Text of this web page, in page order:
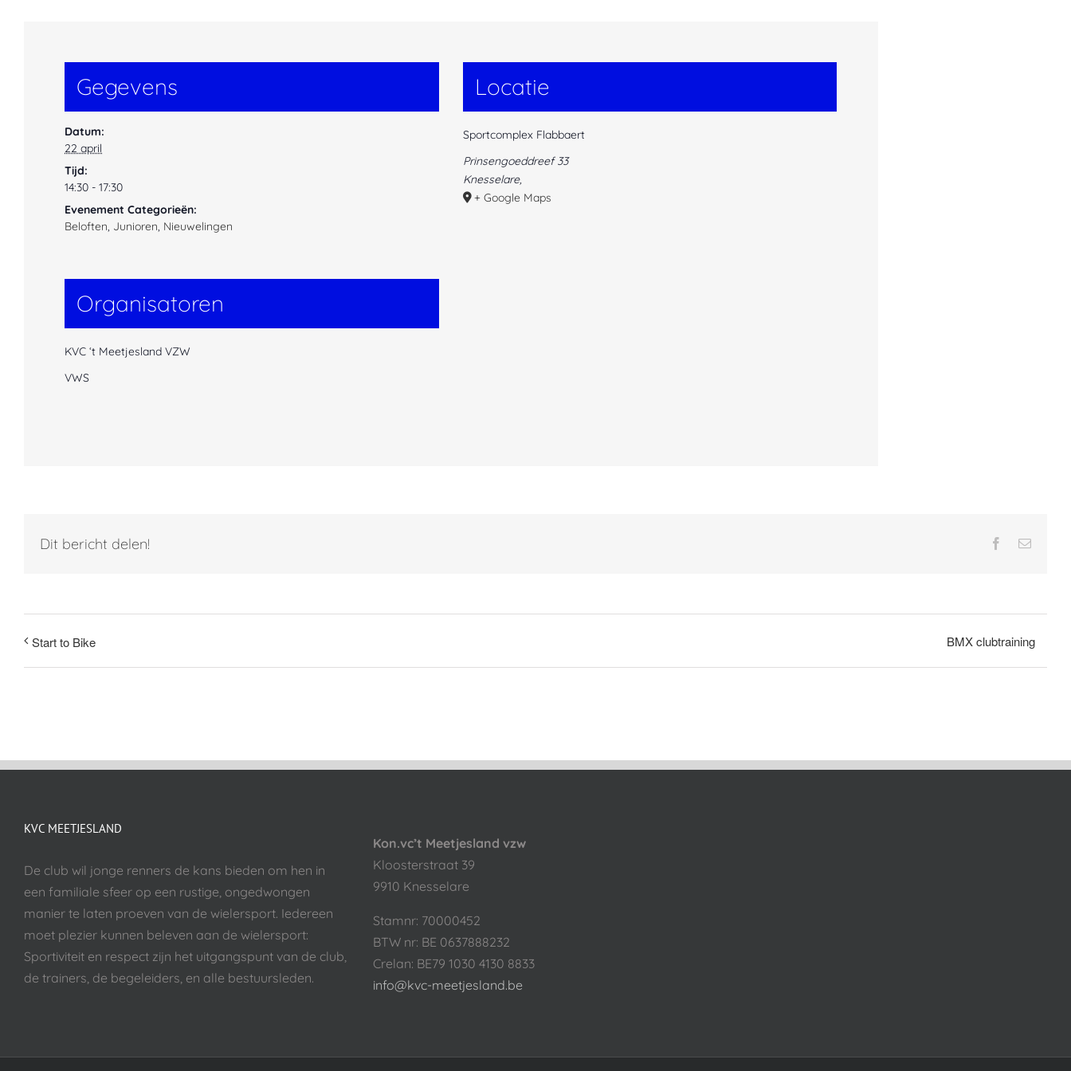
Gegevens
Datum:
22 april
Tijd:
14:30 - 17:30
Evenement Categorieën:
Beloften, Junioren, Nieuwelingen
Organisatoren
KVC ‘t Meetjesland VZW
VWS
Locatie
Sportcomplex Flabbaert
Prinsengoeddreef 33
Knesselare,
+ Google Maps
Dit bericht delen! Facebook
E-
Start to Bike BMX clubtraining
KVC MEETJESLAND
De club wil jonge renners de kans bieden om hen in
een familiale sfeer op een rustige, ongedwongen
manier te laten proeven van de wielersport. Iedereen
moet plezier kunnen beleven aan de wielersport:
Sportiviteit en respect zijn het uitgangspunt van de club,
de trainers, de begeleiders, en alle bestuursleden.
Kon.vc’t Meetjesland vzw
Kloosterstraat 39
9910 Knesselare
Stamnr: 70000452
BTW nr: BE 0637888232
Crelan: BE79 1030 4130 8833
info@kvc-meetjesland.be